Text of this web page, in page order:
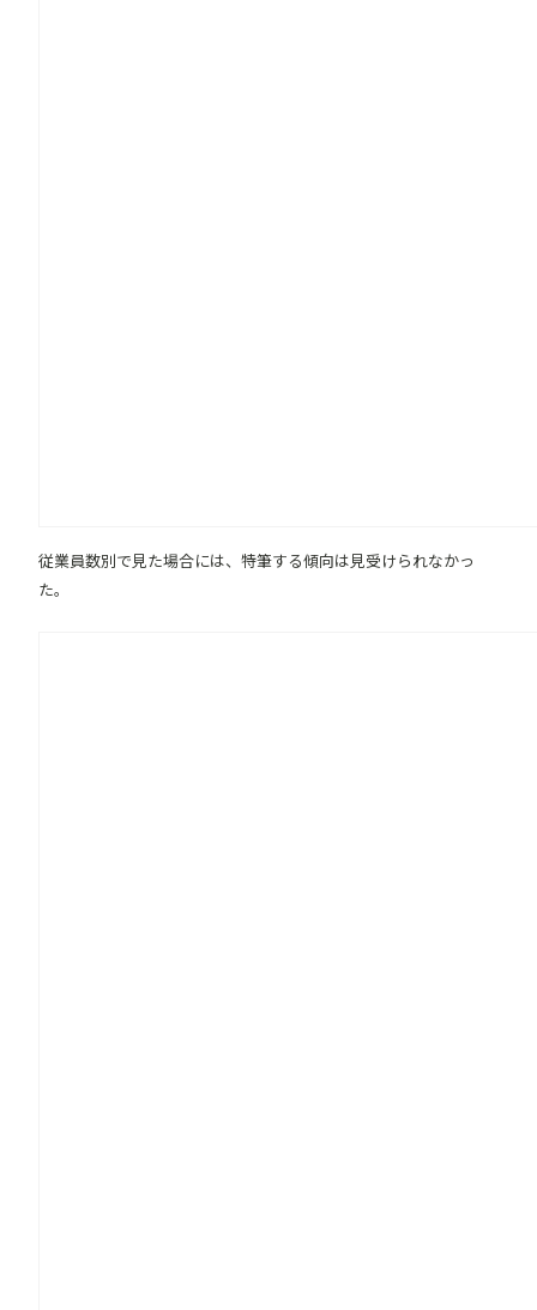
従業員数別で見た場合には、特筆する傾向は見受けられなかっ
た。